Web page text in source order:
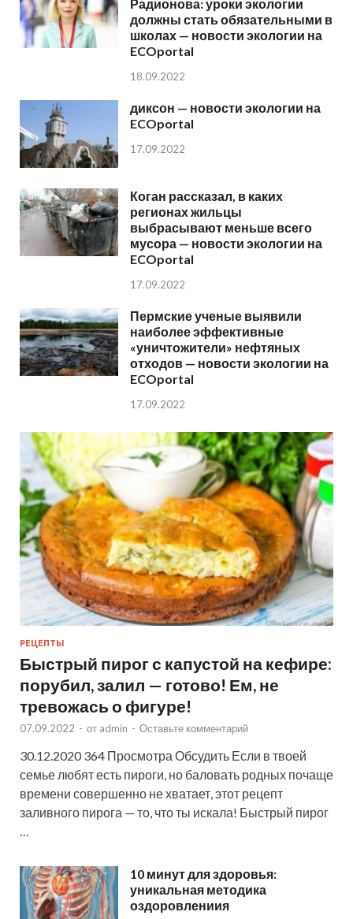
Радионова: уроки экологии
должны стать обязательными в
школах — новости экологии на
ECOportal
18.09.2022
диксон — новости экологии на
ECOportal
17.09.2022
Коган рассказал, в каких
регионах жильцы
выбрасывают меньше всего
мусора — новости экологии на
ECOportal
17.09.2022
Пермские ученые выявили
наиболее эффективные
«уничтожители» нефтяных
отходов — новости экологии на
ECOportal
17.09.2022
РЕЦЕПТЫ
Быстрый пирог с капустой на кефире:
порубил, залил — готово! Ем, не
тревожась о фигуре!
07.09.2022 - от admin - Оставьте комментарий
30.12.2020 364 Просмотра Обсудить Если в твоей
семье любят есть пироги, но баловать родных почаще
времени совершенно не хватает, этот рецепт
заливного пирога — то, что ты искала! Быстрый пирог
10 минут для здоровья:
уникальная методика
оздоровлениия